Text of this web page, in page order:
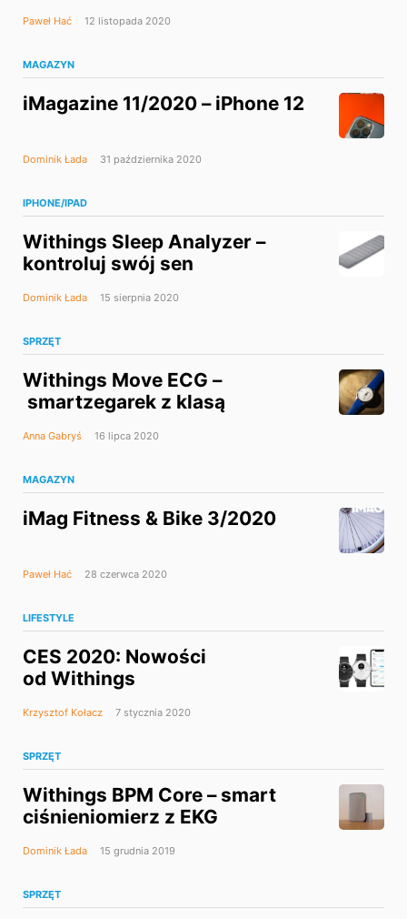
Paweł Hać 12 listopada 2020
MAGAZYN
iMagazine 11/2020 – iPhone 12
Dominik Łada 31 października 2020
IPHONE/IPAD
Withings Sleep Analyzer –
kontroluj swój sen
Dominik Łada 15 sierpnia 2020
SPRZĘT
Withings Move ECG –
smartzegarek z klasą
Anna Gabryś 16 lipca 2020
MAGAZYN
iMag Fitness & Bike 3/2020
Paweł Hać 28 czerwca 2020
LIFESTYLE
CES 2020: Nowości
od Withings
Krzysztof Kołacz 7 stycznia 2020
SPRZĘT
Withings BPM Core – smart
ciśnieniomierz z EKG
Dominik Łada 15 grudnia 2019
SPRZĘT